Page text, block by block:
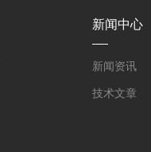
新闻中心
新闻资讯
技术文章